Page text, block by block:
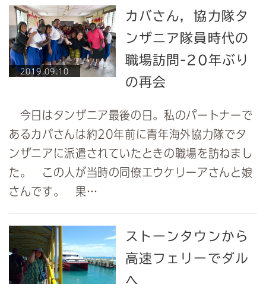
2019.09.10
カバさん，協力隊タ
ンザニア隊員時代の
職場訪問-20年ぶり
の再会
今日はタンザニア最後の日。私のパートナーで
あるカバさんは約20年前に青年海外協力隊でタ
ンザニアに派遣されていたときの職場を訪ねまし
た。 この人が当時の同僚エウケリーアさんと娘
さんです。 果…
ストーンタウンから
高速フェリーでダル
へ